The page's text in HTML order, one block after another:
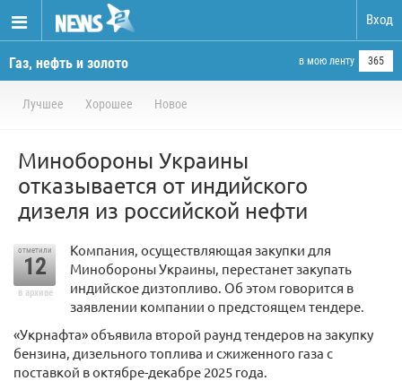
Вход
Газ, нефть и золото в мою ленту 365
Лучшее Хорошее Новое
Минобороны Украины
отказывается от индийского
дизеля из российской нефти
отметили
12
в архиве
Компания, осуществляющая закупки для
Минобороны Украины, перестанет закупать
индийское дизтопливо. Об этом говорится в
заявлении компании о предстоящем тендере.
«Укрнафта» объявила второй раунд тендеров на закупку
бензина, дизельного топлива и сжиженного газа с
поставкой в октябре-декабре 2025 года.